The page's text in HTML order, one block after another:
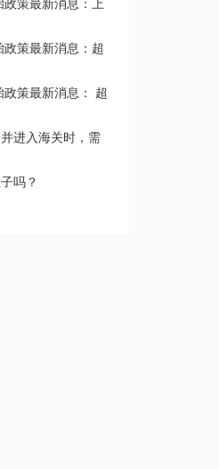
策最新消息：上
南
策最新消息：超
新
策最新消息： 超
会抚养费
进入海关时，需
么？
吗？